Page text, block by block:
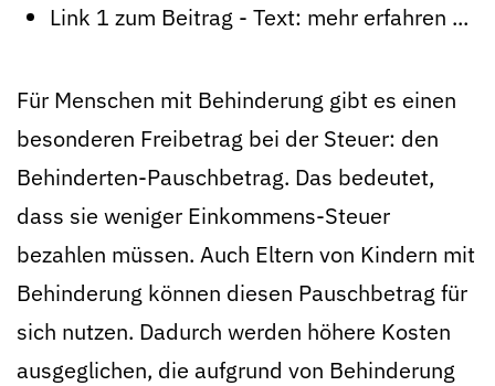
Link 1 zum Beitrag - Text: mehr erfahren ...
Für Menschen mit Behinderung gibt es einen
besonderen Freibetrag bei der Steuer: den
Behinderten-Pauschbetrag. Das bedeutet,
dass sie weniger Einkommens-Steuer
bezahlen müssen. Auch Eltern von Kindern mit
Behinderung können diesen Pauschbetrag für
sich nutzen. Dadurch werden höhere Kosten
ausgeglichen, die aufgrund von Behinderung